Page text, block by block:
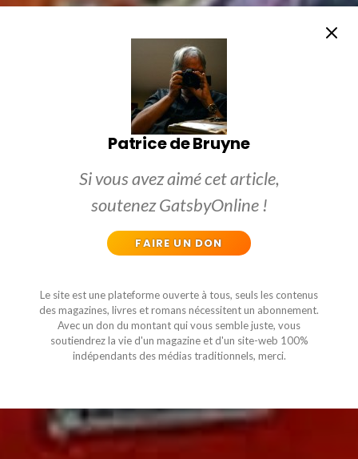
Patrice de Bruyne
Si vous avez aimé cet article,
soutenez GatsbyOnline !
FAIRE UN DON
Le site est une plateforme ouverte à tous, seuls les contenus
des magazines, livres et romans nécessitent un abonnement.
Avec un don du montant qui vous semble juste, vous
soutiendrez la vie d'un magazine et d'un site-web 100%
indépendants des médias traditionnels, merci.